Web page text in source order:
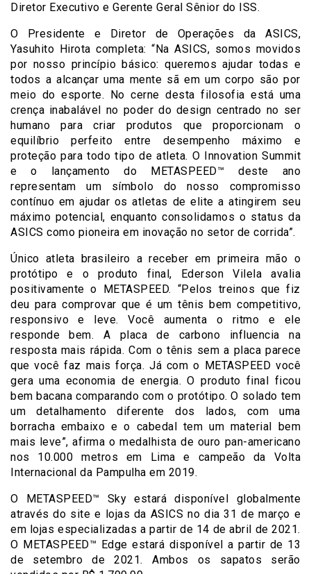
Diretor Executivo e Gerente Geral Sênior do ISS.
O Presidente e Diretor de Operações da ASICS,
Yasuhito Hirota completa: “Na ASICS, somos movidos
por nosso princípio básico: queremos ajudar todas e
todos a alcançar uma mente sã em um corpo são por
meio do esporte. No cerne desta filosofia está uma
crença inabalável no poder do design centrado no ser
humano para criar produtos que proporcionam o
equilíbrio perfeito entre desempenho máximo e
proteção para todo tipo de atleta. O Innovation Summit
e o lançamento do METASPEED™ deste ano
representam um símbolo do nosso compromisso
contínuo em ajudar os atletas de elite a atingirem seu
máximo potencial, enquanto consolidamos o status da
ASICS como pioneira em inovação no setor de corrida”.
Único atleta brasileiro a receber em primeira mão o
protótipo e o produto final, Ederson Vilela avalia
positivamente o METASPEED. “Pelos treinos que fiz
deu para comprovar que é um tênis bem competitivo,
responsivo e leve. Você aumenta o ritmo e ele
responde bem. A placa de carbono influencia na
resposta mais rápida. Com o tênis sem a placa parece
que você faz mais força. Já com o METASPEED você
gera uma economia de energia. O produto final ficou
bem bacana comparando com o protótipo. O solado tem
um detalhamento diferente dos lados, com uma
borracha embaixo e o cabedal tem um material bem
mais leve”, afirma o medalhista de ouro pan-americano
nos 10.000 metros em Lima e campeão da Volta
Internacional da Pampulha em 2019.
O METASPEED™ Sky estará disponível globalmente
através do site e lojas da ASICS no dia 31 de março e
em lojas especializadas a partir de 14 de abril de 2021.
O METASPEED™ Edge estará disponível a partir de 13
de setembro de 2021. Ambos os sapatos serão